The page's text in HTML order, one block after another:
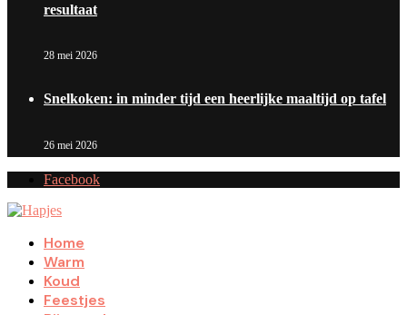
resultaat
28 mei 2026
Snelkoken: in minder tijd een heerlijke maaltijd op tafel
26 mei 2026
Facebook
Home
Warm
Koud
Feestjes